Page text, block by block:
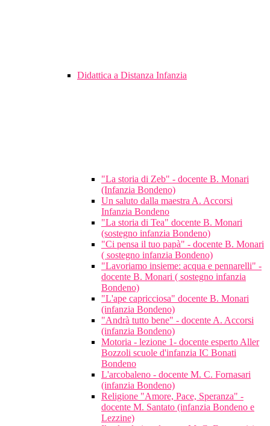
Didattica a Distanza Infanzia
"La storia di Zeb" - docente B. Monari
(Infanzia Bondeno)
Un saluto dalla maestra A. Accorsi
Infanzia Bondeno
"La storia di Tea" docente B. Monari
(sostegno infanzia Bondeno)
"Ci pensa il tuo papà" - docente B. Monari
( sostegno infanzia Bondeno)
"Lavoriamo insieme: acqua e pennarelli" -
docente B. Monari ( sostegno infanzia
Bondeno)
"L'ape capricciosa" docente B. Monari
(infanzia Bondeno)
"Andrà tutto bene" - docente A. Accorsi
(infanzia Bondeno)
Motoria - lezione 1- docente esperto Aller
Bozzoli scuole d'infanzia IC Bonati
Bondeno
L'arcobaleno - docente M. C. Fornasari
(infanzia Bondeno)
Religione "Amore, Pace, Speranza" -
docente M. Santato (infanzia Bondeno e
Lezzine)